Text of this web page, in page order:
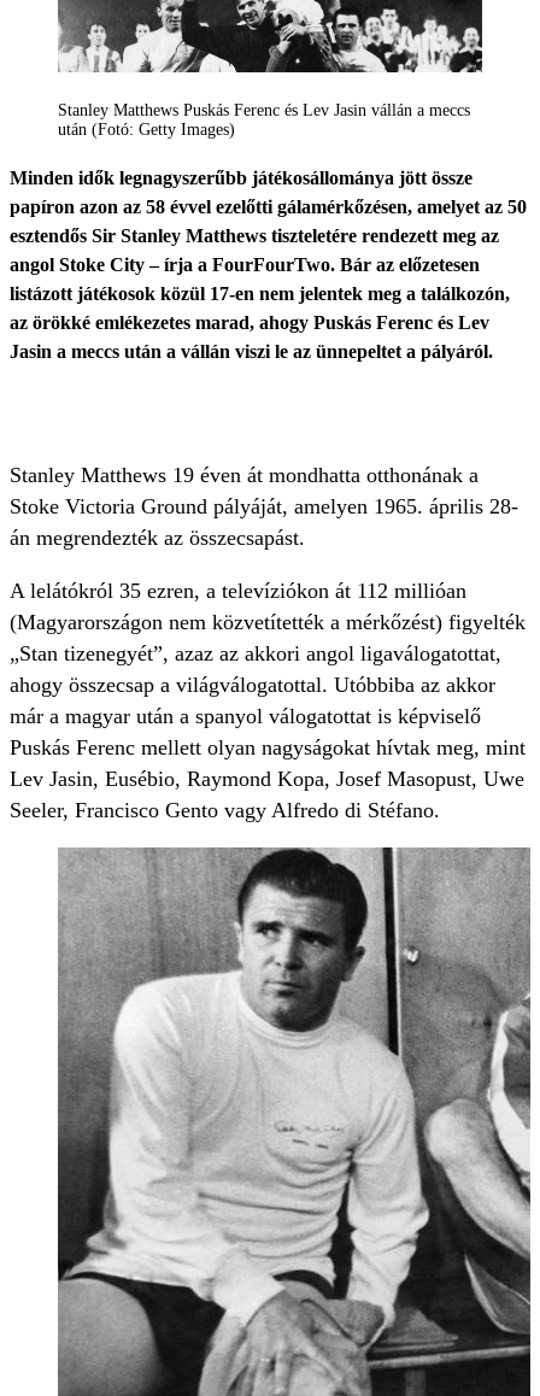
Stanley Matthews Puskás Ferenc és Lev Jasin vállán a meccs
után (Fotó: Getty Images)
Minden idők legnagyszerűbb játékosállománya jött össze
papíron azon az 58 évvel ezelőtti gálamérkőzésen, amelyet az 50
esztendős Sir Stanley Matthews tiszteletére rendezett meg az
angol Stoke City – írja a FourFourTwo. Bár az előzetesen
listázott játékosok közül 17-en nem jelentek meg a találkozón,
az örökké emlékezetes marad, ahogy Puskás Ferenc és Lev
Jasin a meccs után a vállán viszi le az ünnepeltet a pályáról.
Stanley Matthews 19 éven át mondhatta otthonának a
Stoke Victoria Ground pályáját, amelyen 1965. április 28-
án megrendezték az összecsapást.
A lelátókról 35 ezren, a televíziókon át 112 millióan
(Magyarországon nem közvetítették a mérkőzést) figyelték
„Stan tizenegyét”, azaz az akkori angol ligaválogatottat,
ahogy összecsap a világválogatottal. Utóbbiba az akkor
már a magyar után a spanyol válogatottat is képviselő
Puskás Ferenc mellett olyan nagyságokat hívtak meg, mint
Lev Jasin, Eusébio, Raymond Kopa, Josef Masopust, Uwe
Seeler, Francisco Gento vagy Alfredo di Stéfano.